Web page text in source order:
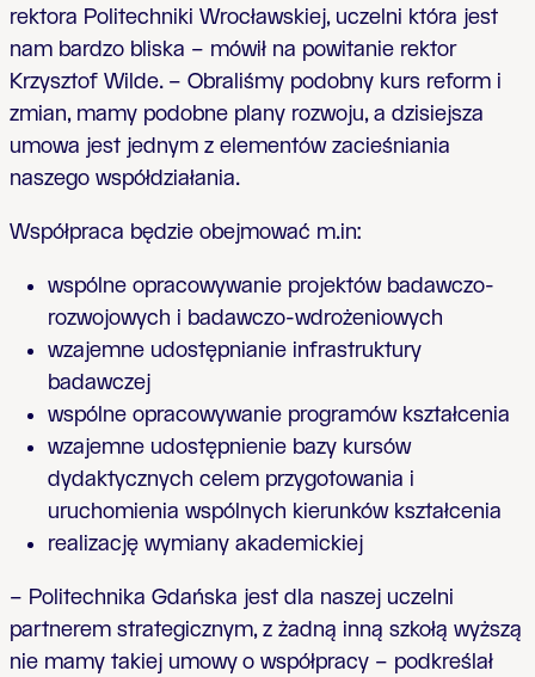
rektora Politechniki Wrocławskiej, uczelni która jest
nam bardzo bliska – mówił na powitanie rektor
Krzysztof Wilde. – Obraliśmy podobny kurs reform i
zmian, mamy podobne plany rozwoju, a dzisiejsza
umowa jest jednym z elementów zacieśniania
naszego współdziałania.
Współpraca będzie obejmować m.in:
wspólne opracowywanie projektów badawczo-
rozwojowych i badawczo-wdrożeniowych
wzajemne udostępnianie infrastruktury
badawczej
wspólne opracowywanie programów kształcenia
wzajemne udostępnienie bazy kursów
dydaktycznych celem przygotowania i
uruchomienia wspólnych kierunków kształcenia
realizację wymiany akademickiej
– Politechnika Gdańska jest dla naszej uczelni
partnerem strategicznym, z żadną inną szkołą wyższą
nie mamy takiej umowy o współpracy – podkreślał